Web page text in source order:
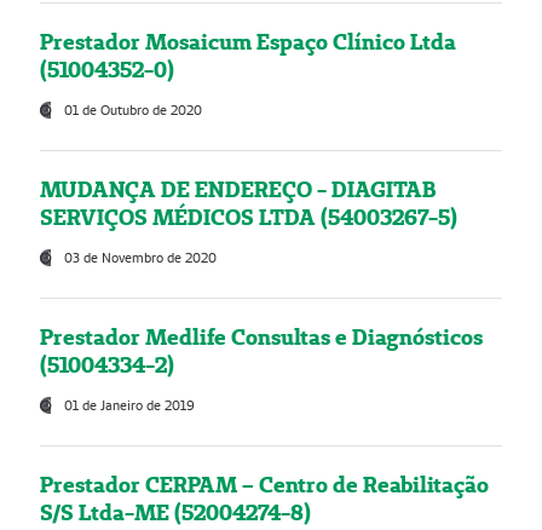
Prestador Mosaicum Espaço Clínico Ltda
(51004352-0)
01 de Outubro de 2020
MUDANÇA DE ENDEREÇO - DIAGITAB
SERVIÇOS MÉDICOS LTDA (54003267-5)
03 de Novembro de 2020
Prestador Medlife Consultas e Diagnósticos
(51004334-2)
01 de Janeiro de 2019
Prestador CERPAM – Centro de Reabilitação
S/S Ltda-ME (52004274-8)